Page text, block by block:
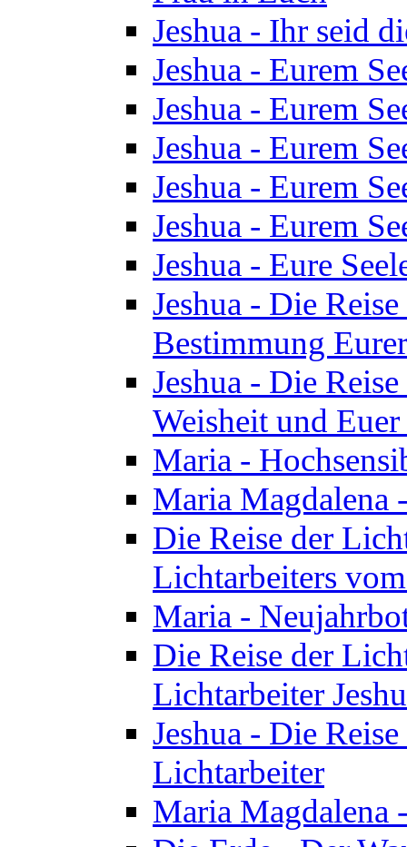
Jeshua - Ihr seid
Jeshua - Eurem
Jeshua - Eurem
Jeshua - Eurem
Jeshua - Eurem
Jeshua - Eurem
Jeshua - Eure
Jeshua - Die
Bestimmung
Jeshua - Die
Weisheit und
Maria -
Maria Magdalena
Die Reise der
Lichtarbeiters
Maria -
Die Reise der
Lichtarbeiter
Jeshua - Die
Lichtarbeiter
Maria Magdalena